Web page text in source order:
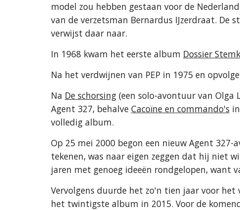
model zou hebben gestaan voor de
van de verzetsman Bernardus IJzerdraat. De
verwijst daar naar.
In 1968 kwam het eerste album Dossier
Na het verdwijnen van PEP in 1975 en
Na De schorsing (een solo-avontuur van Olga
Agent 327, behalve Cacoïne en commando's
volledig album.
Op 25 mei 2000 begon een nieuw Agent
tekenen, was naar eigen zeggen dat hij niet
jaren met genoeg ideeën rondgelopen, want
Vervolgens duurde het zo'n tien jaar voor het
het twintigste album in 2015. Voor de